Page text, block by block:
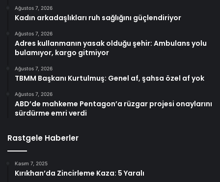
Ağustos 7, 2026
Kadın arkadaşlıkları ruh sağlığını güçlendiriyor
Ağustos 7, 2026
Adres kullanmanın yasak olduğu şehir: Ambulans yolu
bulamıyor, kargo gitmiyor
Ağustos 7, 2026
TBMM Başkanı Kurtulmuş: Genel af, şahsa özel af yok
Ağustos 7, 2026
ABD’de mahkeme Pentagon’a rüzgar projesi onaylarını
sürdürme emri verdi
Rastgele Haberler
Kasım 7, 2025
Kırıkhan’da Zincirleme Kaza: 5 Yaralı